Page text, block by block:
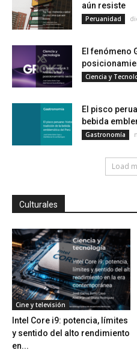
aún resiste
Peruanidad
El fenómeno
Ciencia y
El pisco
bebida
Gastronomía
Load
Culturales
Cine y televisión
Intel Core i9: potencia, límites
y sentido del alto rendimiento
en...